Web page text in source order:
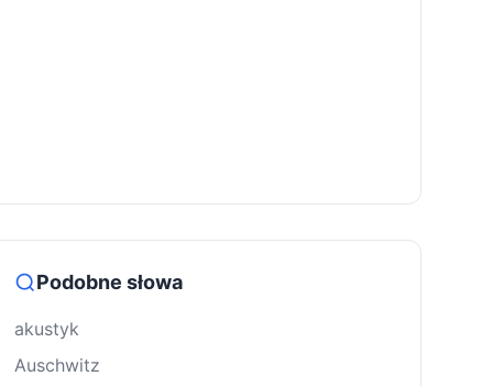
Podobne słowa
akustyk
Auschwitz